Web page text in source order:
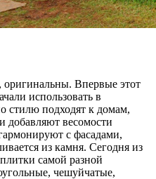
Впервые этот
использовать в
подходят к домам,
добавляют весомости
с фасадами,
из камня. Сегодня из
самой разной
чешуйчатые,